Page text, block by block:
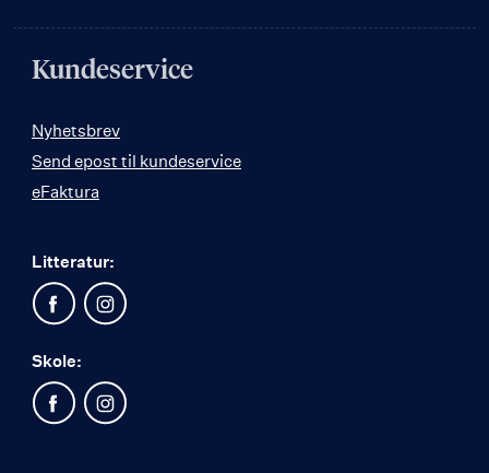
Kundeservice
Nyhetsbrev
Send epost til kundeservice
eFaktura
Litteratur:
Skole: